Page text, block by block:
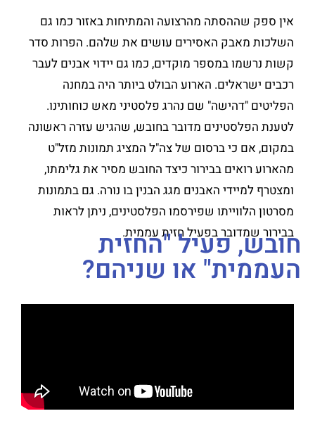
אין ספק שההסתה מהרצועה והמתיחות באזור כמו גם
השלכות מאבק האסירים עושים את שלהם. הפרות סדר
קשות נרשמו במספר מוקדים, כמו גם יידוי אבנים לעבר
רכבים ישראלים. הארוע הבולט ביותר היה במחנה
הפליטים "דהישה" שם נהרג פלסטיני מאש כוחותינו.
לטענת הפלסטינים מדובר בחובש, שהגיש עזרה ראשונה
במקום, אם כי ברסום של צה"ל המציג תמונות מזל"ט
מהארוע רואים בבירור כיצד החובש מסיר את גלימתו,
ומצטרף למיידי האבנים מגג הבנין בו נורה. גם בתמונות
מסרטון הלווייתו שפירסמו הפלסטינים, ניתן לראות
בבירור שמדובר בפעיל חזית עממית.
חובש, פעיל "החזית
העממית" או שניהם?